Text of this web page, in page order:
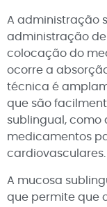
A administração
administração
colocação do
ocorre a
técnica é
que são
sublingual, como
medicamentos
cardiovasculares.
A mucosa
que permite que